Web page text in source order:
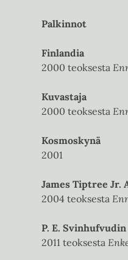
Palkinnot
Finlandia
2000 teoksesta
Kuvastaja
2000 teoksesta
Kosmoskynä
2001
James Tiptree Jr.
2004 teoksesta
P. E.
2011 teoksesta